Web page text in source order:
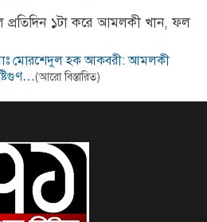
প্রতিদিন ১টা করে আমলকী খান, ফল
মোরশেদুল হক আকবরী: আমলকী
(আরো বিস্তারিত)